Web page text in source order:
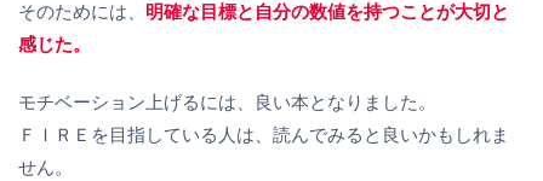
そのためには、 明確な目標と自分の数値を持つことが大切と
感じた。
モチベーション上げるには、良い本となりました。
ＦＩＲＥを目指している人は、読んでみると良いかもしれま
せん。